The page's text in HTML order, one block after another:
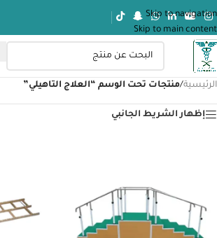
Skip to navigation
Skip to main content
الرئيسية/منتجات تحت الوسم “العلاج التاهيلي”
إظهار الشريط الجانبي